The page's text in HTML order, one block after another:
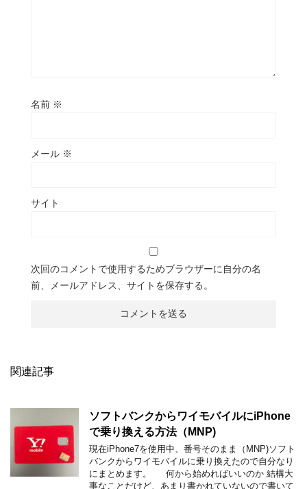
名前 ※
メール ※
サイト
次回のコメントで使用するためブラウザーに自分の名
前、メールアドレス、サイトを保存する。
関連記事
ソフトバンクからワイモバイルにiPhone
で乗り換える方法（MNP)
現在iPhone7を使用中、番号そのまま（MNP)ソフト
バンクからワイモバイルに乗り換えたので自分なり
にまとめます。 何から始めればいいのか 結構大
事なことだけど、あまり書かれていないので書いて